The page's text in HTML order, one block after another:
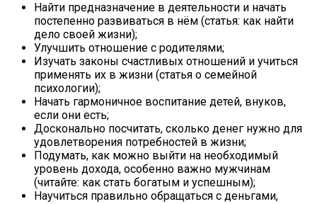
Найти предназначение в деятельности и начать
постепенно развиваться в нём (статья: как найти
дело своей жизни);
Улучшить отношение с родителями;
Изучать законы счастливых отношений и учиться
применять их в жизни (статья о семейной
психологии);
Начать гармоничное воспитание детей, внуков,
если они есть;
Досконально посчитать, сколько денег нужно для
удовлетворения потребностей в жизни;
Подумать, как можно выйти на необходимый
уровень дохода, особенно важно мужчинам
(читайте: как стать богатым и успешным);
Научиться правильно обращаться с деньгами,